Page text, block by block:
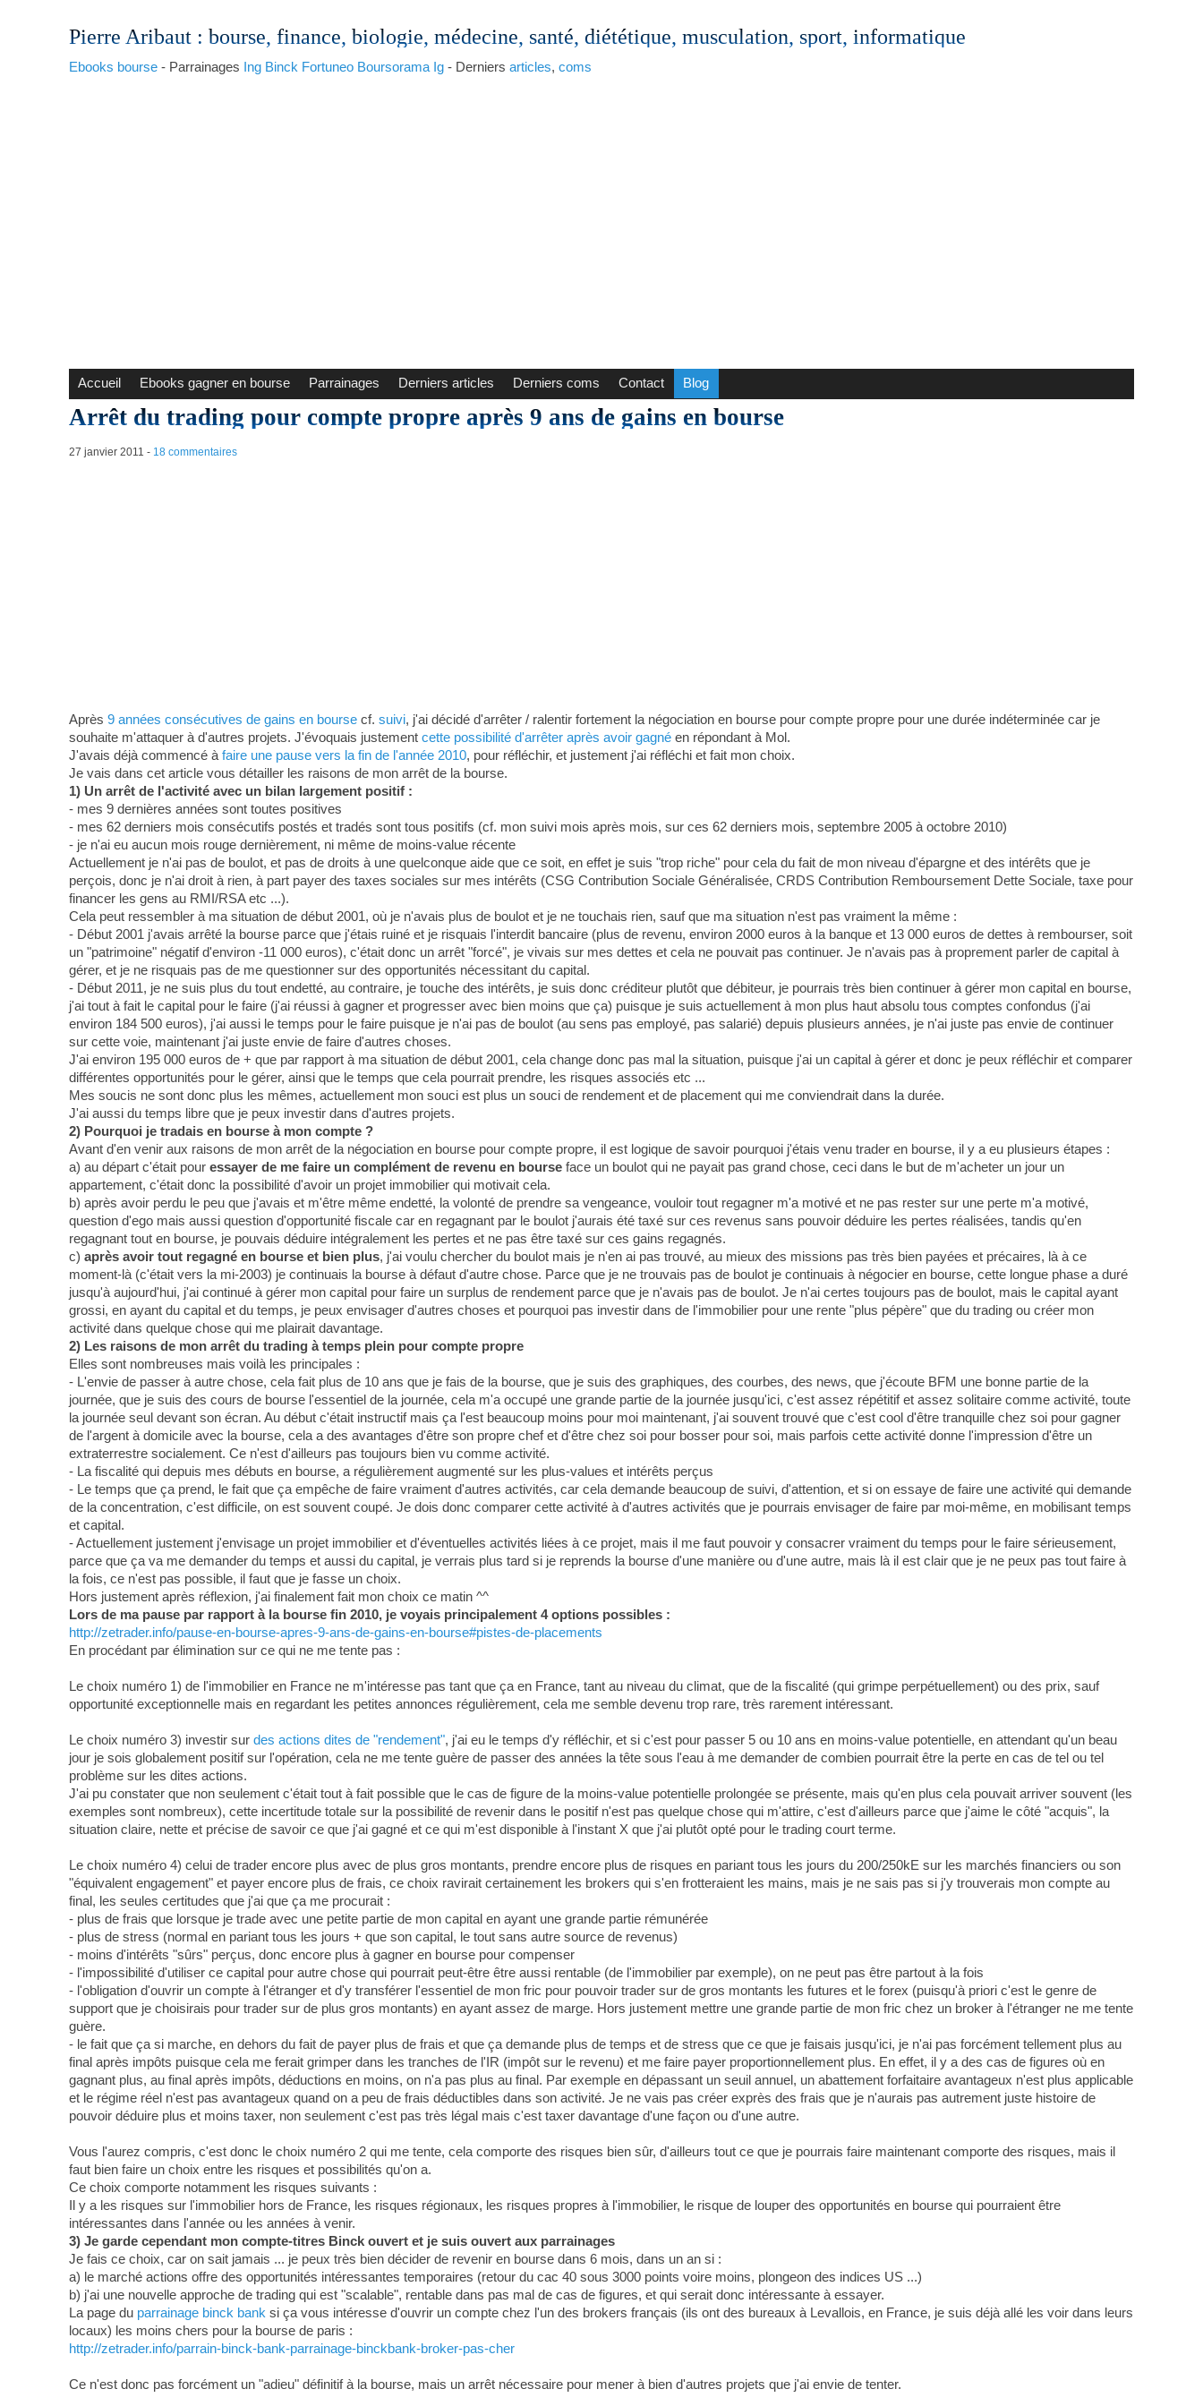
Pierre Aribaut: bourse, finance, biologie, médecine, santé, diététique, musculation, sport, informatique
Ebooks bourse- Parrainages Ing Binck Fortuneo Boursorama Ig- Derniers articles, coms
Accueil Ebooks gagner en bourse Parrainages Derniers articles Derniers coms Contact Blog
Arrêt du trading pour compte propre après 9 ans de gains en bourse
27 janvier 2011 - 18 commentaires
Après 9 années consécutives de gains en boursecf. suivi, j'ai décidé d'arrêter / ralentir fortement la négociation en bourse pour compte propre pour une durée indéterminée car je
souhaite m'attaquer à d'autres projets. J'évoquais justement cette possibilité d'arrêter après avoir gagnéen répondant à Mol.
J'avais déjà commencé à faire une pause vers la fin de l'année 2010, pour réfléchir, et justement j'ai réfléchi et fait mon choix.
Je vais dans cet article vous détailler les raisons de mon arrêt de la bourse.
1) Un arrêt de l'activité avec un bilan largement positif :
- mes 9 dernières années sont toutes positives
- mes 62 derniers mois consécutifs postés et tradés sont tous positifs (cf. mon suivi mois après mois, sur ces 62 derniers mois, septembre 2005 à octobre 2010)
- je n'ai eu aucun mois rouge dernièrement, ni même de moins-value récente
Actuellement je n'ai pas de boulot, et pas de droits à une quelconque aide que ce soit, en effet je suis "trop riche" pour cela du fait de mon niveau d'épargne et des intérêts que je
perçois, donc je n'ai droit à rien, à part payer des taxes sociales sur mes intérêts (CSG Contribution Sociale Généralisée, CRDS Contribution Remboursement Dette Sociale, taxe pour
financer les gens au RMI/RSA etc ...).
Cela peut ressembler à ma situation de début 2001, où je n'avais plus de boulot et je ne touchais rien, sauf que ma situation n'est pas vraiment la même :
- Début 2001 j'avais arrêté la bourse parce que j'étais ruiné et je risquais l'interdit bancaire (plus de revenu, environ 2000 euros à la banque et 13 000 euros de dettes à rembourser, soit
un "patrimoine" négatif d'environ -11 000 euros), c'était donc un arrêt "forcé", je vivais sur mes dettes et cela ne pouvait pas continuer. Je n'avais pas à proprement parler de capital à
gérer, et je ne risquais pas de me questionner sur des opportunités nécessitant du capital.
- Début 2011, je ne suis plus du tout endetté, au contraire, je touche des intérêts, je suis donc créditeur plutôt que débiteur, je pourrais très bien continuer à gérer mon capital en bourse,
j'ai tout à fait le capital pour le faire (j'ai réussi à gagner et progresser avec bien moins que ça) puisque je suis actuellement à mon plus haut absolu tous comptes confondus (j'ai
environ 184 500 euros), j'ai aussi le temps pour le faire puisque je n'ai pas de boulot (au sens pas employé, pas salarié) depuis plusieurs années, je n'ai juste pas envie de continuer
sur cette voie, maintenant j'ai juste envie de faire d'autres choses.
J'ai environ 195 000 euros de + que par rapport à ma situation de début 2001, cela change donc pas mal la situation, puisque j'ai un capital à gérer et donc je peux réfléchir et comparer
différentes opportunités pour le gérer, ainsi que le temps que cela pourrait prendre, les risques associés etc ...
Mes soucis ne sont donc plus les mêmes, actuellement mon souci est plus un souci de rendement et de placement qui me conviendrait dans la durée.
J'ai aussi du temps libre que je peux investir dans d'autres projets.
2) Pourquoi je tradais en bourse à mon compte ?
Avant d'en venir aux raisons de mon arrêt de la négociation en bourse pour compte propre, il est logique de savoir pourquoi j'étais venu trader en bourse, il y a eu plusieurs étapes :
a) au départ c'était pour essayer de me faire un complément de revenu en bourseface un boulot qui ne payait pas grand chose, ceci dans le but de m'acheter un jour un
appartement, c'était donc la possibilité d'avoir un projet immobilier qui motivait cela.
b) après avoir perdu le peu que j'avais et m'être même endetté, la volonté de prendre sa vengeance, vouloir tout regagner m'a motivé et ne pas rester sur une perte m'a motivé,
question d'ego mais aussi question d'opportunité fiscale car en regagnant par le boulot j'aurais été taxé sur ces revenus sans pouvoir déduire les pertes réalisées, tandis qu'en
regagnant tout en bourse, je pouvais déduire intégralement les pertes et ne pas être taxé sur ces gains regagnés.
c) après avoir tout regagné en bourse et bien plus, j'ai voulu chercher du boulot mais je n'en ai pas trouvé, au mieux des missions pas très bien payées et précaires, là à ce
moment-là (c'était vers la mi-2003) je continuais la bourse à défaut d'autre chose. Parce que je ne trouvais pas de boulot je continuais à négocier en bourse, cette longue phase a duré
jusqu'à aujourd'hui, j'ai continué à gérer mon capital pour faire un surplus de rendement parce que je n'avais pas de boulot. Je n'ai certes toujours pas de boulot, mais le capital ayant
grossi, en ayant du capital et du temps, je peux envisager d'autres choses et pourquoi pas investir dans de l'immobilier pour une rente "plus pépère" que du trading ou créer mon
activité dans quelque chose qui me plairait davantage.
2) Les raisons de mon arrêt du trading à temps plein pour compte propre
Elles sont nombreuses mais voilà les principales :
- L'envie de passer à autre chose, cela fait plus de 10 ans que je fais de la bourse, que je suis des graphiques, des courbes, des news, que j'écoute BFM une bonne partie de la
journée, que je suis des cours de bourse l'essentiel de la journée, cela m'a occupé une grande partie de la journée jusqu'ici, c'est assez répétitif et assez solitaire comme activité, toute
la journée seul devant son écran. Au début c'était instructif mais ça l'est beaucoup moins pour moi maintenant, j'ai souvent trouvé que c'est cool d'être tranquille chez soi pour gagner
de l'argent à domicile avec la bourse, cela a des avantages d'être son propre chef et d'être chez soi pour bosser pour soi, mais parfois cette activité donne l'impression d'être un
extraterrestre socialement. Ce n'est d'ailleurs pas toujours bien vu comme activité.
- La fiscalité qui depuis mes débuts en bourse, a régulièrement augmenté sur les plus-values et intérêts perçus
- Le temps que ça prend, le fait que ça empêche de faire vraiment d'autres activités, car cela demande beaucoup de suivi, d'attention, et si on essaye de faire une activité qui demande
de la concentration, c'est difficile, on est souvent coupé. Je dois donc comparer cette activité à d'autres activités que je pourrais envisager de faire par moi-même, en mobilisant temps
et capital.
- Actuellement justement j'envisage un projet immobilier et d'éventuelles activités liées à ce projet, mais il me faut pouvoir y consacrer vraiment du temps pour le faire sérieusement,
parce que ça va me demander du temps et aussi du capital, je verrais plus tard si je reprends la bourse d'une manière ou d'une autre, mais là il est clair que je ne peux pas tout faire à
la fois, ce n'est pas possible, il faut que je fasse un choix.
Hors justement après réflexion, j'ai finalement fait mon choix ce matin ^^
Lors de ma pause par rapport à la bourse fin 2010, je voyais principalement 4 options possibles :
http://zetrader.info/pause-en-bourse-apres-9-ans-de-gains-en-bourse#pistes-de-placements
En procédant par élimination sur ce qui ne me tente pas :
Le choix numéro 1) de l'immobilier en France ne m'intéresse pas tant que ça en France, tant au niveau du climat, que de la fiscalité (qui grimpe perpétuellement) ou des prix, sauf
opportunité exceptionnelle mais en regardant les petites annonces régulièrement, cela me semble devenu trop rare, très rarement intéressant.
Le choix numéro 3) investir sur des actions dites de "rendement", j'ai eu le temps d'y réfléchir, et si c'est pour passer 5 ou 10 ans en moins-value potentielle, en attendant qu'un beau
jour je sois globalement positif sur l'opération, cela ne me tente guère de passer des années la tête sous l'eau à me demander de combien pourrait être la perte en cas de tel ou tel
problème sur les dites actions.
J'ai pu constater que non seulement c'était tout à fait possible que le cas de figure de la moins-value potentielle prolongée se présente, mais qu'en plus cela pouvait arriver souvent (les
exemples sont nombreux), cette incertitude totale sur la possibilité de revenir dans le positif n'est pas quelque chose qui m'attire, c'est d'ailleurs parce que j'aime le côté "acquis", la
situation claire, nette et précise de savoir ce que j'ai gagné et ce qui m'est disponible à l'instant X que j'ai plutôt opté pour le trading court terme.
Le choix numéro 4) celui de trader encore plus avec de plus gros montants, prendre encore plus de risques en pariant tous les jours du 200/250kE sur les marchés financiers ou son
"équivalent engagement" et payer encore plus de frais, ce choix ravirait certainement les brokers qui s'en frotteraient les mains, mais je ne sais pas si j'y trouverais mon compte au
final, les seules certitudes que j'ai que ça me procurait :
- plus de frais que lorsque je trade avec une petite partie de mon capital en ayant une grande partie rémunérée
- plus de stress (normal en pariant tous les jours + que son capital, le tout sans autre source de revenus)
- moins d'intérêts "sûrs" perçus, donc encore plus à gagner en bourse pour compenser
- l'impossibilité d'utiliser ce capital pour autre chose qui pourrait peut-être être aussi rentable (de l'immobilier par exemple), on ne peut pas être partout à la fois
- l'obligation d'ouvrir un compte à l'étranger et d'y transférer l'essentiel de mon fric pour pouvoir trader sur de gros montants les futures et le forex (puisqu'à priori c'est le genre de
support que je choisirais pour trader sur de plus gros montants) en ayant assez de marge. Hors justement mettre une grande partie de mon fric chez un broker à l'étranger ne me tente
guère.
- le fait que ça si marche, en dehors du fait de payer plus de frais et que ça demande plus de temps et de stress que ce que je faisais jusqu'ici, je n'ai pas forcément tellement plus au
final après impôts puisque cela me ferait grimper dans les tranches de l'IR (impôt sur le revenu) et me faire payer proportionnellement plus. En effet, il y a des cas de figures où en
gagnant plus, au final après impôts, déductions en moins, on n'a pas plus au final. Par exemple en dépassant un seuil annuel, un abattement forfaitaire avantageux n'est plus applicable
et le régime réel n'est pas avantageux quand on a peu de frais déductibles dans son activité. Je ne vais pas créer exprès des frais que je n'aurais pas autrement juste histoire de
pouvoir déduire plus et moins taxer, non seulement c'est pas très légal mais c'est taxer davantage d'une façon ou d'une autre.
Vous l'aurez compris, c'est donc le choix numéro 2 qui me tente, cela comporte des risques bien sûr, d'ailleurs tout ce que je pourrais faire maintenant comporte des risques, mais il
faut bien faire un choix entre les risques et possibilités qu'on a.
Ce choix comporte notamment les risques suivants :
Il y a les risques sur l'immobilier hors de France, les risques régionaux, les risques propres à l'immobilier, le risque de louper des opportunités en bourse qui pourraient être
intéressantes dans l'année ou les années à venir.
3) Je garde cependant mon compte-titres Binck ouvert et je suis ouvert aux parrainages
Je fais ce choix, car on sait jamais ... je peux très bien décider de revenir en bourse dans 6 mois, dans un an si :
a) le marché actions offre des opportunités intéressantes temporaires (retour du cac 40 sous 3000 points voire moins, plongeon des indices US ...)
b) j'ai une nouvelle approche de trading qui est "scalable", rentable dans pas mal de cas de figures, et qui serait donc intéressante à essayer.
La page du parrainage binck bank si ça vous intéresse d'ouvrir un compte chez l'un des brokers français (ils ont des bureaux à Levallois, en France, je suis déjà allé les voir dans leurs
locaux) les moins chers pour la bourse de paris :
http://zetrader.info/parrain-binck-bank-parrainage-binckbank-broker-pas-cher
Ce n'est donc pas forcément un "adieu" définitif à la bourse, mais un arrêt nécessaire pour mener à bien d'autres projets que j'ai envie de tenter.